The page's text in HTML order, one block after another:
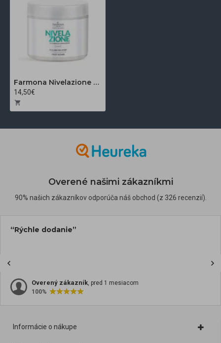
Farmona Nivelazione peeling na nohy 500 ml
14,50€
Overené našimi zákazníkmi
90% našich zákazníkov odporúča náš obchod (z 326 recenzií).
“Rýchle dodanie”
Overený zákazník, pred 1 mesiacom
100%
Informácie o nákupe